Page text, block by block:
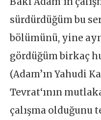
sürdürdüğüm bu
bölümünü, yine
gördüğüm birkaç
(Adam’ın Yahudi
Tevrat‘ının
çalışma olduğunu